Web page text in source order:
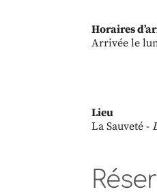
Horaires
Arrivée le
Lieu
La Sauveté -